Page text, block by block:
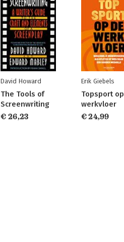
David Howard
The Tools of
Screenwriting
€ 26,23
Erik Giebels
Topsport
werkvloer
€ 24,99